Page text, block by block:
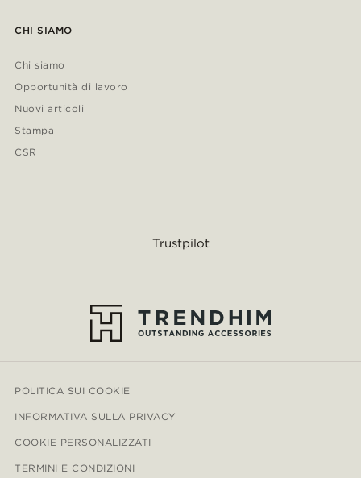
CHI SIAMO
Chi siamo
Opportunità di lavoro
Nuovi articoli
Stampa
CSR
Trustpilot
POLITICA SUI COOKIE
INFORMATIVA SULLA PRIVACY
COOKIE PERSONALIZZATI
TERMINI E CONDIZIONI